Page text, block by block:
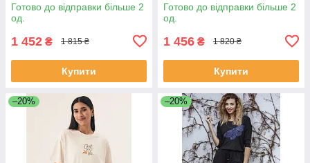
Готово до відправки більше 2
од.
1 452 ₴ 1 815 ₴
Купити
Готово до відправки більше 2
од.
1 456 ₴ 1 820 ₴
Купити
–20% –20%